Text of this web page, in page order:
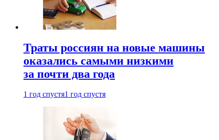
Траты россиян на новые машины
оказались самыми низкими
за почти два года
1 год спустя1 год спустя